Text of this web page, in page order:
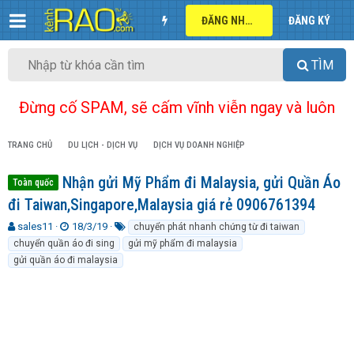
ĐĂNG NHẬP ĐĂNG KÝ
TÌM
Đừng cố SPAM, sẽ cấm vĩnh viễn ngay và luôn
TRANG CHỦ DU LỊCH - DỊCH VỤ DỊCH VỤ DOANH NGHIỆP
Toàn quốc
Nhận gửi Mỹ Phẩm đi Malaysia, gửi Quần Áo
đi Taiwan,Singapore,Malaysia giá rẻ 0906761394
T
h
r
e
sales11
N
g
à
y
18/3/19
ừ
k
chuyển phát nhanh chứng từ đi taiwan
chuyển quần áo đi sing
gửi mỹ phẩm đi malaysia
gửi quần áo đi malaysia